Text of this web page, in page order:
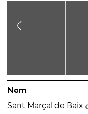
Nom
Sant Marçal de Baix